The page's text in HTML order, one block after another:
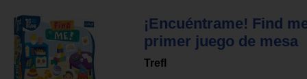
¡Encuéntrame! Find
primer juego de mesa
Trefl